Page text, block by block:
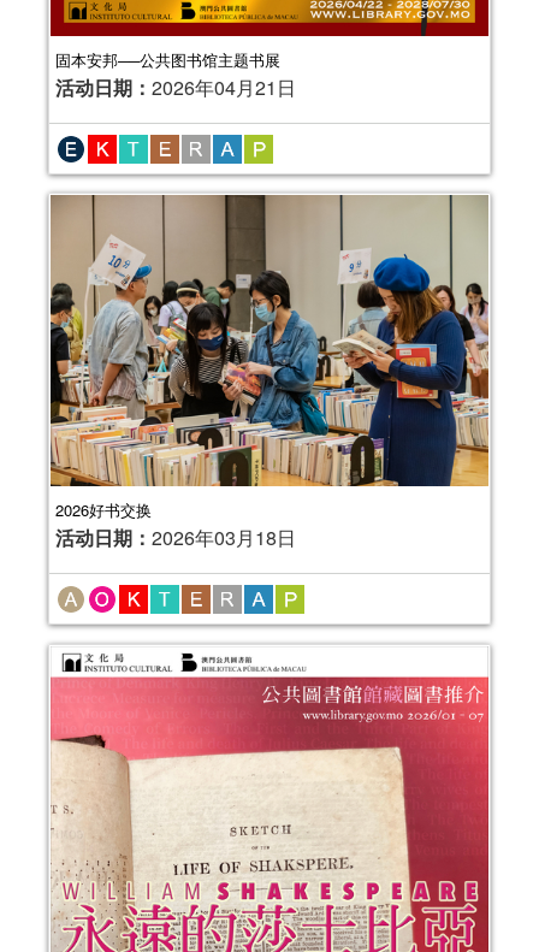
固本安邦──公共图书馆主题书展
活动日期： 2026年04月21日
2026好书交换
活动日期： 2026年03月18日